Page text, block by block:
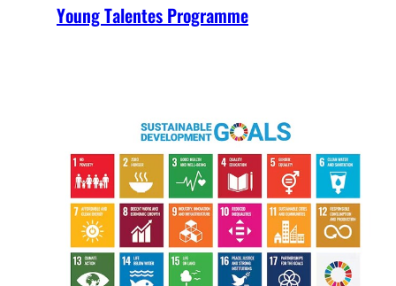
Young Talentes Programme